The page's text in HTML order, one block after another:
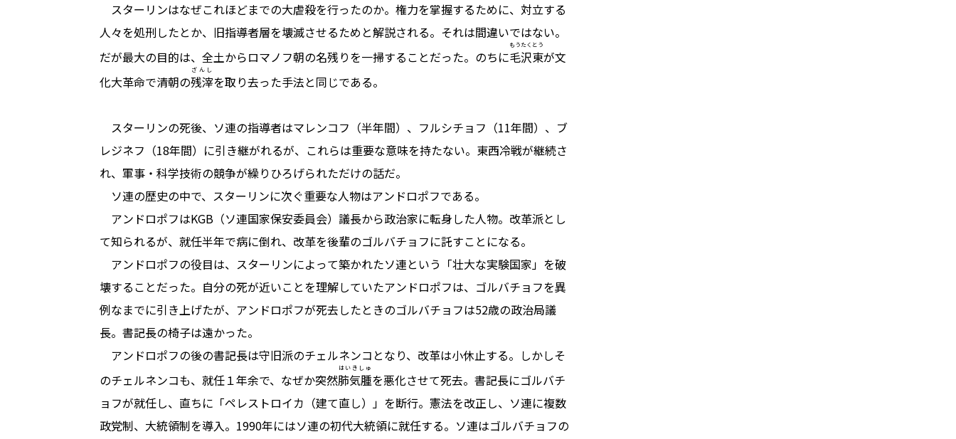
スターリンはなぜこれほどまでの大虐殺を行ったのか。権力を掌握するために、対立する
人々を処刑したとか、旧指導者層を壊滅させるためと解説される。それは間違いではない。
だが最大の目的は、全土からロマノフ朝の名残りを一掃することだった。のちに毛沢東
もうたくとう
が文
化大革命で清朝の残滓
ざんし
を取り去った手法と同じである。
スターリンの死後、ソ連の指導者はマレンコフ（半年間）、フルシチョフ（11年間）、ブ
レジネフ（18年間）に引き継がれるが、これらは重要な意味を持たない。東西冷戦が継続さ
れ、軍事・科学技術の競争が繰りひろげられただけの話だ。
ソ連の歴史の中で、スターリンに次ぐ重要な人物はアンドロポフである。
アンドロポフはKGB（ソ連国家保安委員会）議長から政治家に転身した人物。改革派とし
て知られるが、就任半年で病に倒れ、改革を後輩のゴルバチョフに託すことになる。
アンドロポフの役目は、スターリンによって築かれたソ連という「壮大な実験国家」を破
壊することだった。自分の死が近いことを理解していたアンドロポフは、ゴルバチョフを異
例なまでに引き上げたが、アンドロポフが死去したときのゴルバチョフは52歳の政治局議
長。書記長の椅子は遠かった。
アンドロポフの後の書記長は守旧派のチェルネンコとなり、改革は小休止する。しかしそ
のチェルネンコも、就任１年余で、なぜか突然肺気腫
はいきしゅ
を悪化させて死去。書記長にゴルバチ
ョフが就任し、直ちに「ペレストロイカ（建て直し）」を断行。憲法を改正し、ソ連に複数
政党制、大統領制を導入。1990年にはソ連の初代大統領に就任する。ソ連はゴルバチョフの